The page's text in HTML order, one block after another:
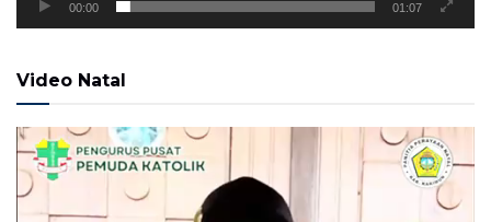
00:00 01:07
Video Natal
Pemutar
Video